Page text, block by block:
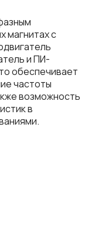
магнитах с
и ПИ-
обеспечивает
частоты
возможность
в